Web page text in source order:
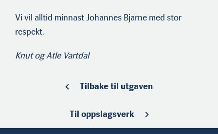
Vi vil alltid minnast Johannes Bjarne med stor
respekt.
Knut og Atle Vartdal
Tilbake til utgaven
Til oppslagsverk